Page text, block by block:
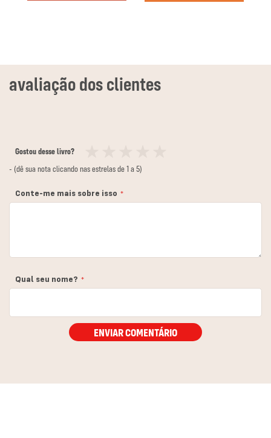
Gostou desse livro?
12
3
4
5
- (dê sua nota clicando nas estrelas de 1 a 5)
Conte-me mais sobre isso
Qual seu nome?
ENVIAR COMENTÁRIO